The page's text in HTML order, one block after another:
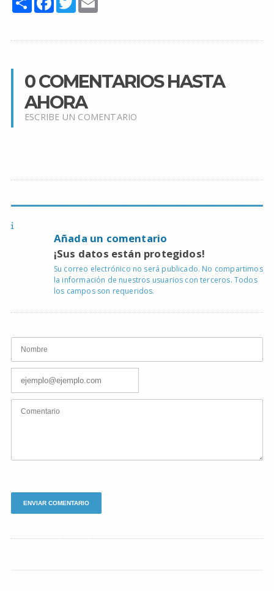
0 COMENTARIOS HASTA
AHORA
ESCRIBE UN COMENTARIO
Añada un comentario
¡Sus datos están protegidos!
Su correo electrónico no será publicado. No compartimos
la información de nuestros usuarios con terceros. Todos
los campos son requeridos.